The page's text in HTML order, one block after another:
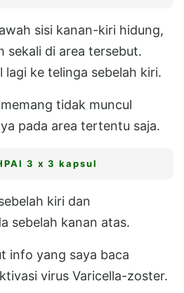
sisi kanan-kiri hidung,
sekali di area tersebut.
lagi ke telinga sebelah kiri.
tidak muncul
pada area tertentu saja.
3 x 3 kapsul
kiri dan
sebelah kanan atas.
info yang saya baca
virus Varicella-zoster.